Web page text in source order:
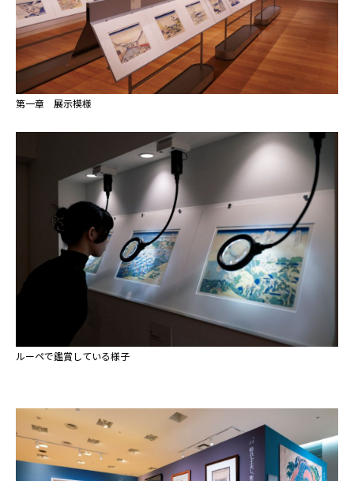
第一章 展示模様
ルーペで鑑賞している様子